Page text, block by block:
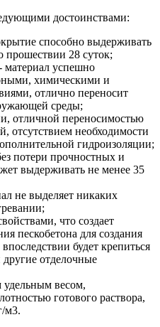
достоинствами:
способно выдерживать
прошествии 28 суток;
материал успешно
химическими и
отлично переносит
среды;
отличной переносимостью
отсутствием необходимости
гидроизоляции;
потери прочностных и
выдерживать не менее 35
не выделяет никаких
что создает
пескобетона для создания
будет крепиться
отделочные
удельным весом,
готового раствора,
м3.